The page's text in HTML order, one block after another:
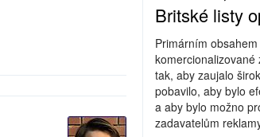
Britské listy
Primárním
tak, aby zaujalo
pobavilo, aby bylo
a aby bylo možno
zadavatelům